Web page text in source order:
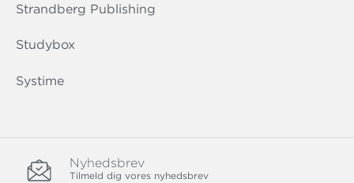
Strandberg Publishing
Studybox
Systime
Nyhedsbrev
Tilmeld dig vores nyhedsbrev